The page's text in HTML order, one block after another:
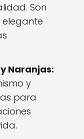
Son
elegante
Naranjas:
y
para